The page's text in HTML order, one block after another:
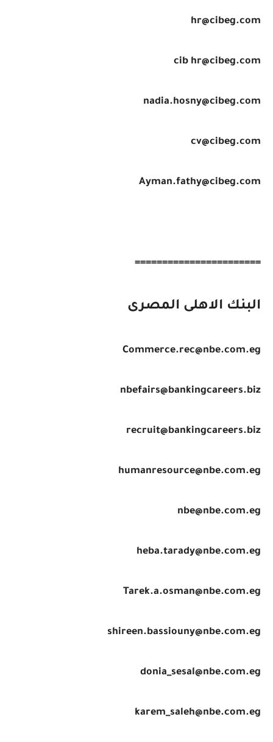
hr@cibeg.com
cib hr@cibeg.com
nadia.hosny@cibeg.com
cv@cibeg.com
Ayman.fathy@cibeg.com
=======================
البنك الاهلى المصرى
Commerce.rec@nbe.com.eg
nbefairs@bankingcareers.biz
recruit@bankingcareers.biz
humanresource@nbe.com.eg
nbe@nbe.com.eg
heba.tarady@nbe.com.eg
Tarek.a.osman@nbe.com.eg
shireen.bassiouny@nbe.com.eg
donia_sesal@nbe.com.eg
karem_saleh@nbe.com.eg